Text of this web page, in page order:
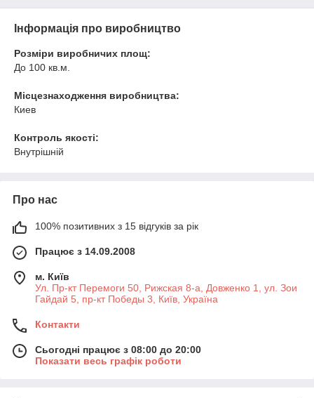
Інформація про виробництво
Розміри виробничих площ:
До 100 кв.м.
Місцезнаходження виробництва:
Киев
Контроль якості:
Внутрішній
Про нас
100% позитивних з 15 відгуків за рік
Працює з 14.09.2008
м. Київ
Ул. Пр-кт Перемоги 50, Рижская 8-а, Довженко 1, ул. Зои
Гайдай 5, пр-кт Победы 3, Київ, Україна
Контакти
Сьогодні працює з 08:00 до 20:00
Показати весь графік роботи